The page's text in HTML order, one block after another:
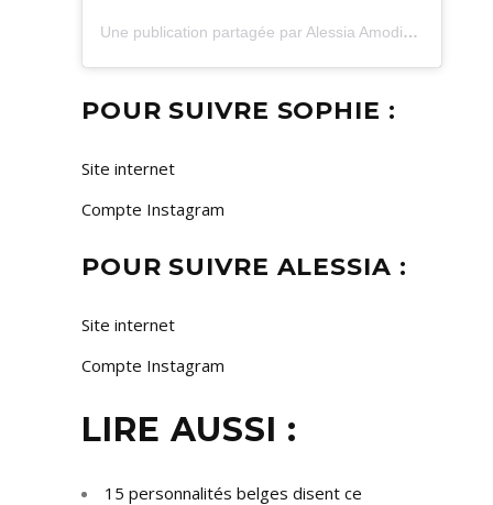
Une publication partagée par Alessia Amodio (@alessiadrinklipstick)
POUR SUIVRE SOPHIE :
Site internet
Compte Instagram
POUR SUIVRE ALESSIA :
Site internet
Compte Instagram
LIRE AUSSI :
15 personnalités belges disent ce